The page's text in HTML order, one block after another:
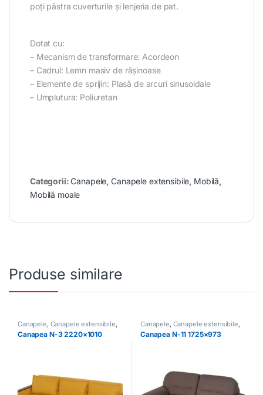
poți păstra cuverturile și lenjeria de pat.
Dotat cu:
– Mecanism de transformare: Acordeon
– Cadrul: Lemn masiv de rășinoase
– Elemente de sprijin: Plasă de arcuri sinusoidale
– Umplutura: Poliuretan
Categorii:Canapele,Canapele extensibile, Mobilă,
Mobilă moale
Produse similare
Canapele, Canapele extensibile,
Mobilă Mobilă moale
Canapea N-3 2220×1010
Canapele, Canapele extensibile,
Mobilă Mobilă moale
Canapea N-11 1725×973